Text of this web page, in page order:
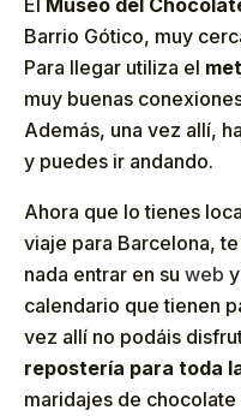
Barrio Gótico, muy
Para llegar utiliza el
muy buenas
Además, una vez allí,
y puedes ir andando.
Ahora que lo tienes
viaje para Barcelona,
nada entrar en su web y
calendario que tienen
vez allí no podáis
repostería para toda
maridajes de chocolate